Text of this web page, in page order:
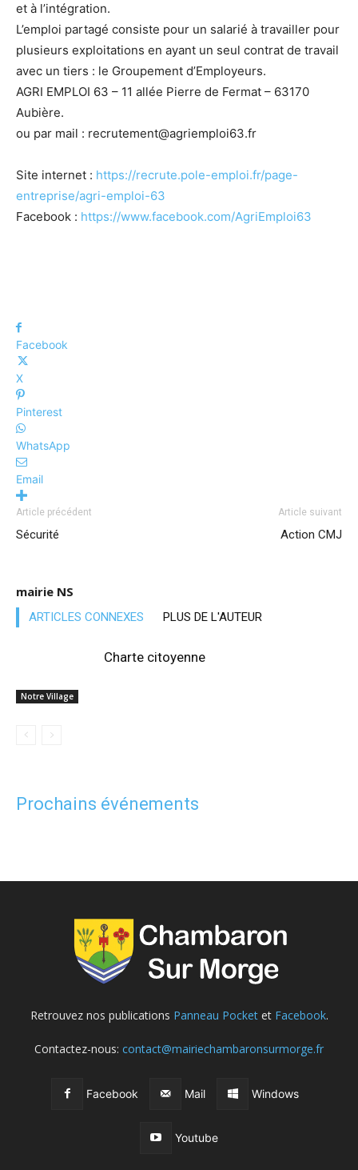
et à l’intégration.
L’emploi partagé consiste pour un salarié à travailler pour
plusieurs exploitations en ayant un seul contrat de travail
avec un tiers : le Groupement d’Employeurs.
AGRI EMPLOI 63 – 11 allée Pierre de Fermat – 63170
Aubière.
ou par mail : recrutement@agriemploi63.fr
Site internet : https://recrute.pole-emploi.fr/page-
entreprise/agri-emploi-63
Facebook : https://www.facebook.com/AgriEmploi63
Facebook
X
Pinterest
WhatsApp
Email
Article précédent
Sécurité
Article suivant
Action CMJ
mairie NS
ARTICLES CONNEXES PLUS DE L'AUTEUR
Notre Village
Charte citoyenne
Prochains événements
Retrouvez nos publications Panneau Pocketet Facebook.
Contactez-nous: contact@mairiechambaronsurmorge.fr
Facebook Mail Windows
Youtube